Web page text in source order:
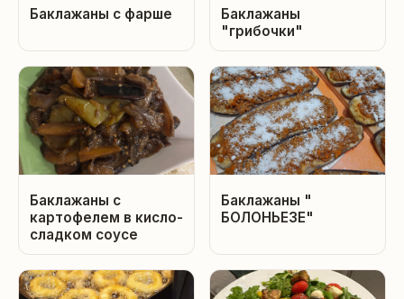
Баклажаны с фарше
Баклажаны
"грибочки"
Баклажаны с
картофелем в кисло-
сладком соусе
Баклажаны "
БОЛОНЬЕЗЕ"